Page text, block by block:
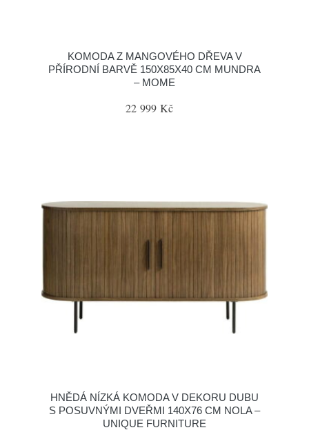
KOMODA Z MANGOVÉHO DŘEVA V
PŘÍRODNÍ BARVĚ 150X85X40 CM MUNDRA
– MOME
22 999 Kč
HNĚDÁ NÍZKÁ KOMODA V DEKORU DUBU
S POSUVNÝMI DVEŘMI 140X76 CM NOLA –
UNIQUE FURNITURE